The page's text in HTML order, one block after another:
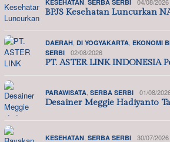
KESEHATAN SERBA SERBI
BPJS Kesehatan Luncurkan
DAERAH DI YOGYAKARTA EKONOMI
SERBI
02/08/2026
PT. ASTER LINK INDONESIA
PARAWISATA SERBA SERBI 01/08/
Desainer Meggie Hadiyanto
KESEHATAN SERBA SERBI 30/07/2026